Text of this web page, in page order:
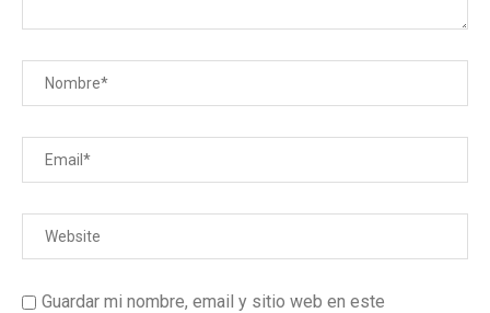
Guardar mi nombre, email y sitio web en este